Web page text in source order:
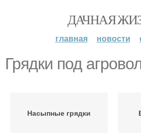
ДАЧНАЯ
главная новости
Грядки под
Насыпные грядки